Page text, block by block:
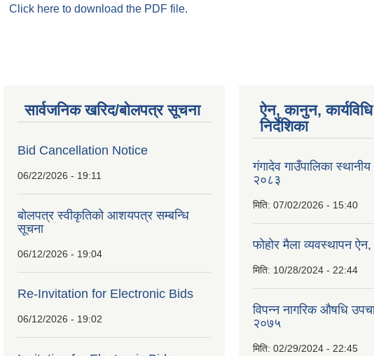
Click here to download the PDF file.
सार्वजनिक खरिद/बोलपत्र सूचना
Bid Cancellation Notice
06/22/2026 - 19:11
बोलपत्र स्वीकृतिको आशयपत्र सम्बन्धि
सूचना
06/12/2026 - 19:04
Re-Invitation for Electronic Bids
06/12/2026 - 19:02
ऐन, कानुन,
निर्देशिका
गंगादेव गाउँपालिका
२०८३
मिति: 07/02/2026 - 15:40
फोहोर मैला व्यवस्थापन
मिति: 10/28/2024 - 22:44
विपन्न नागरिक औषधि
२०७५
मिति: 02/29/2024 - 22:45